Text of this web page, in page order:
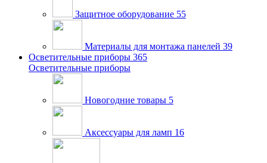
Защитное оборудование 55
Материалы для монтажа панелей 39
Осветительные приборы 365
Осветительные приборы
Новогодние товары 5
Аксессуары для ламп 16